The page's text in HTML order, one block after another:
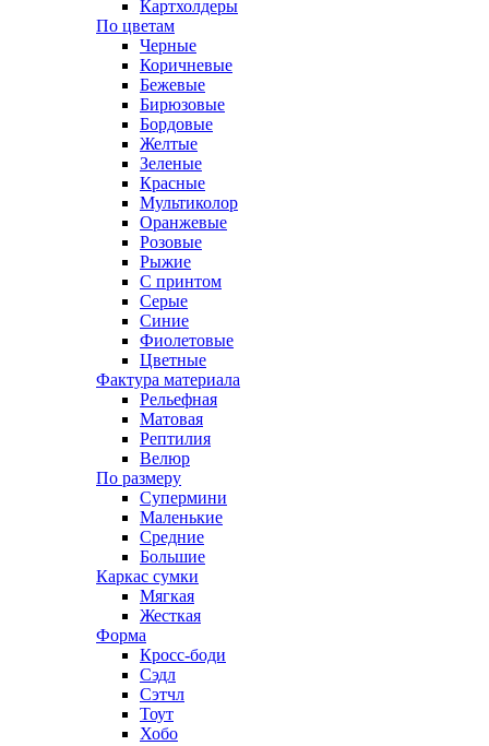
Картхолдеры
По цветам
Черные
Коричневые
Бежевые
Бирюзовые
Бордовые
Желтые
Зеленые
Красные
Мультиколор
Оранжевые
Розовые
Рыжие
С принтом
Серые
Синие
Фиолетовые
Цветные
Фактура материала
Рельефная
Матовая
Рептилия
Велюр
По размеру
Супермини
Маленькие
Средние
Большие
Каркас сумки
Мягкая
Жесткая
Форма
Кросс-боди
Сэдл
Сэтчл
Тоут
Хобо